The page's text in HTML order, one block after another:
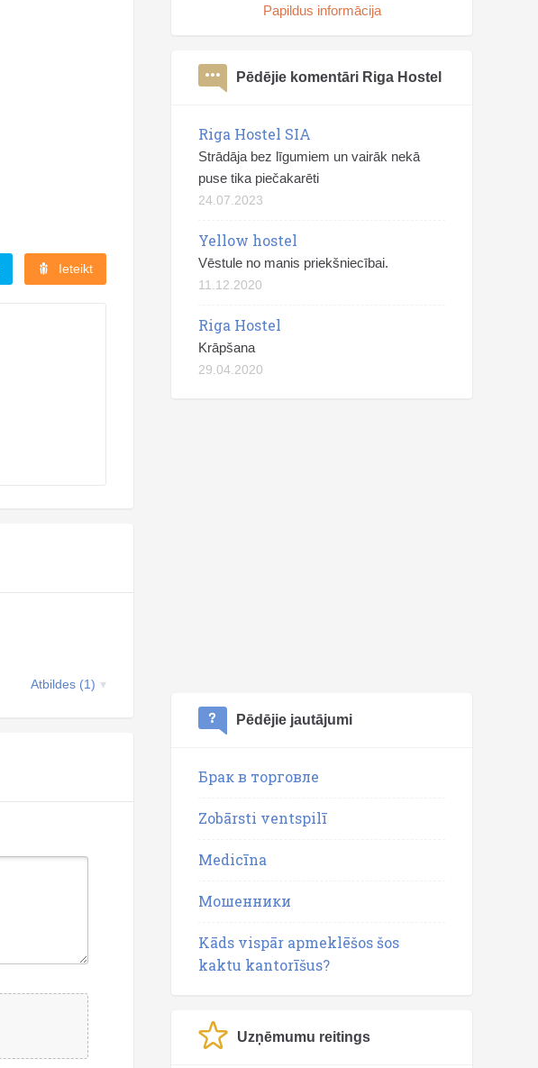
Ieteikt
Atbildes (1)
Papildus informācija
Pēdējie komentāri Riga Hostel
Riga Hostel SIA
Strādāja bez līgumiem un vairāk nekā
puse tika piečakarēti
24.07.2023
Yellow hostel
Vēstule no manis priekšniecībai.
11.12.2020
Riga Hostel
Krāpšana
29.04.2020
Pēdējie jautājumi
Брак в торговле
Zobārsti ventspilī
Medicīna
Мошенники
Kāds vispār apmeklēšos šos
kaktu kantorīšus?
Uzņēmumu reitings